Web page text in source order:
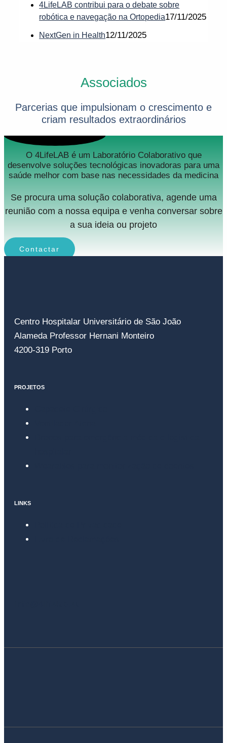
4LifeLAB contribui para o debate sobre
robótica e navegação na Ortopedia17/11/2025
NextGen in Health12/11/2025
Associados
Parcerias que impulsionam o crescimento e
criam resultados extraordinários
O 4LifeLAB é um Laboratório Colaborativo que
desenvolve soluções tecnológicas inovadoras para uma
saúde melhor com base nas necessidades da medicina
Se procura uma solução colaborativa, agende uma
reunião com a nossa equipa e venha conversar sobre
a sua ideia ou projeto
Contactar
Centro Hospitalar Universitário de São João
Alameda Professor Hernani Monteiro
4200-319 Porto
PROJETOS
LINKS